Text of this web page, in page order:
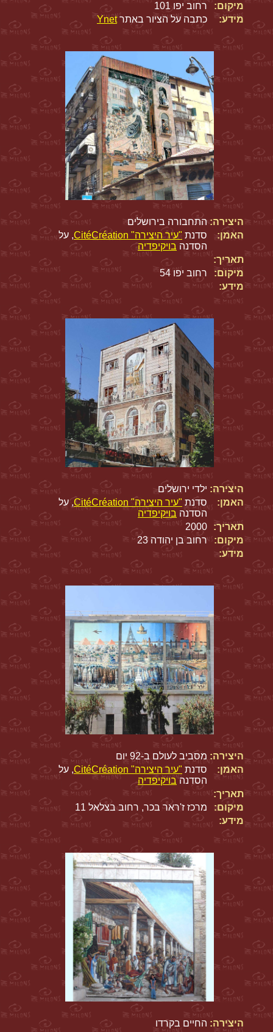
מיקום:
רחוב יפו 101
מידע:
כתבה על הציור באתרYnet
היצירה: התחבורה בירושלים
האמן:
סדנת "עיר היצירה" CitéCréation
, על
הסדנה בויקיפדיה
תאריך:
מיקום:
רחוב יפו 54
מידע:
היצירה: ילדי ירושלים
האמן:
סדנת "עיר היצירה" CitéCréation
, על
הסדנה בויקיפדיה
תאריך:
2000
מיקום:
רחוב בן יהודה 23
מידע:
היצירה: מסביב לעולם ב-92 יום
האמן:
סדנת "עיר היצירה" CitéCréation
, על
הסדנהבויקיפדיה
תאריך:
מיקום:
מרכז ז'ראר בכר, רחוב בצלאל 11
מידע:
היצירה: החיים בקרדו